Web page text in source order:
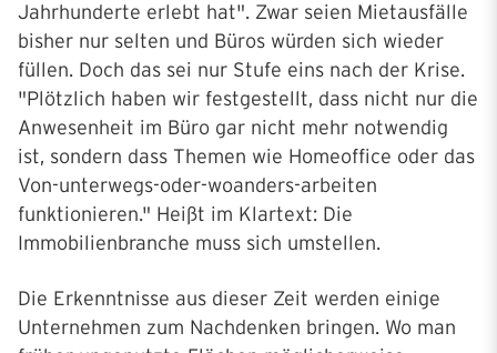
Jahrhunderte erlebt hat". Zwar seien Mietausfälle
bisher nur selten und Büros würden sich wieder
füllen. Doch das sei nur Stufe eins nach der Krise.
"Plötzlich haben wir festgestellt, dass nicht nur die
Anwesenheit im Büro gar nicht mehr notwendig
ist, sondern dass Themen wie Homeoffice oder das
Von-unterwegs-oder-woanders-arbeiten
funktionieren." Heißt im Klartext: Die
Immobilienbranche muss sich umstellen.
Die Erkenntnisse aus dieser Zeit werden einige
Unternehmen zum Nachdenken bringen. Wo man